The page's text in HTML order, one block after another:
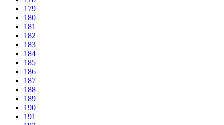
179
180
181
182
183
184
185
186
187
188
189
190
191